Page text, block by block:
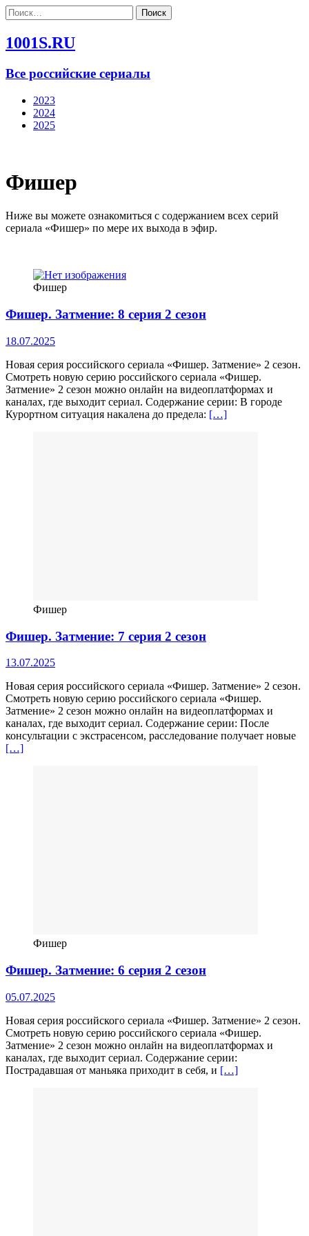
Найти:
1001S.RU
Все российские сериалы
2023
2024
2025
Фишер
Ниже вы можете ознакомиться с содержанием всех серий
сериала «Фишер» по мере их выхода в эфир.
Фишер
Фишер. Затмение: 8 серия 2 сезон
18.07.2025
Новая серия российского сериала «Фишер. Затмение» 2 сезон.
Смотреть новую серию российского сериала «Фишер.
Затмение» 2 сезон можно онлайн на видеоплатформах и
каналах, где выходит сериал. Содержание серии: В городе
Курортном ситуация накалена до предела: […]
Фишер
Фишер. Затмение: 7 серия 2 сезон
13.07.2025
Новая серия российского сериала «Фишер. Затмение» 2 сезон.
Смотреть новую серию российского сериала «Фишер.
Затмение» 2 сезон можно онлайн на видеоплатформах и
каналах, где выходит сериал. Содержание серии: После
консультации с экстрасенсом, расследование получает новые
[…]
Фишер
Фишер. Затмение: 6 серия 2 сезон
05.07.2025
Новая серия российского сериала «Фишер. Затмение» 2 сезон.
Смотреть новую серию российского сериала «Фишер.
Затмение» 2 сезон можно онлайн на видеоплатформах и
каналах, где выходит сериал. Содержание серии:
Пострадавшая от маньяка приходит в себя, и […]